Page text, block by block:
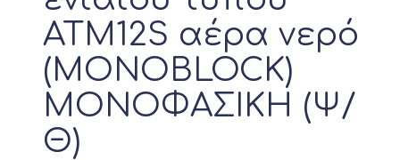
ATM12S αέρα νερό
(MONOBLOCK)
ΜΟΝΟΦΑΣΙΚΗ (Ψ/
Θ)